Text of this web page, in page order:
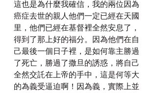
這也是為什麼我確信，我的兩位因為
癌症去世的親人他們一定已經在天國
里，他們已經在基督裡全然安息了，
得到了那上好的福分。因為他們在自
己最後一個日子裡，是如何靠主勝過
了死亡，勝過了撒旦的誘惑，將自己
全然交託在上帝的手中，這是何等大
的為義受逼迫啊！因為義，實際上並